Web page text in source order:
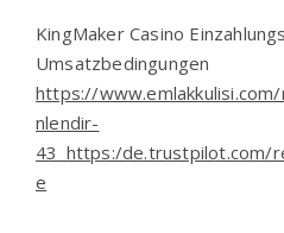
KingMaker Casino
Umsatzbedingungen
https://
nlendir-
43_https:/de.trustpilot.com/
e